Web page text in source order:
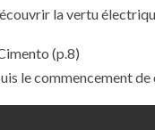
la vertu
(p.8)
le commencement de